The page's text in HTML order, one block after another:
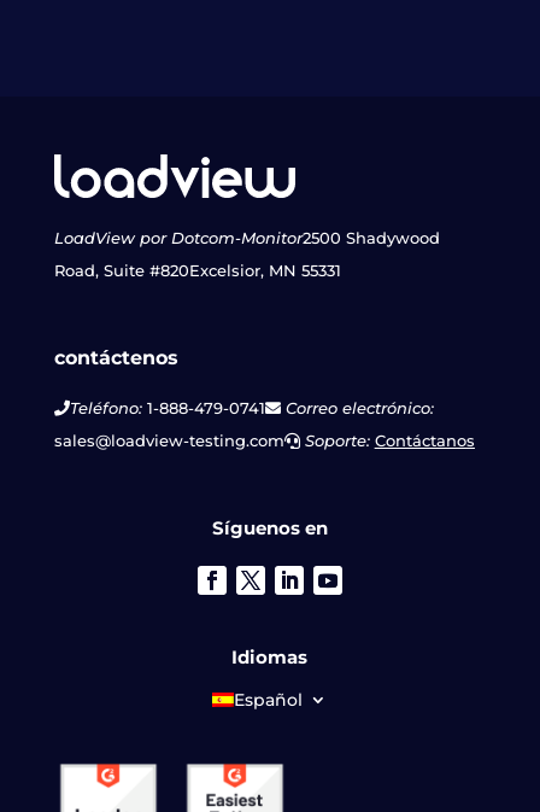
LoadView por Dotcom-Monitor2500 Shadywood
Road, Suite #820Excelsior, MN 55331
contáctenos
Teléfono:1-888-479-0741
Correo electrónico:
sales@loadview-testing.com
Soporte: Contáctanos
Síguenos en
Idiomas
Español